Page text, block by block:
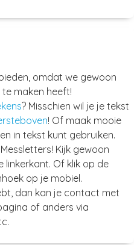
omdat we gewoon
maken heeft!
? Misschien wil je je tekst
! Of maak mooie
in tekst kunt gebruiken.
Kijk gewoon
linkerkant. Of klik op de
op je mobiel.
dan kan je contact met
of anders via